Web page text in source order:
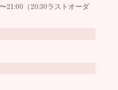
21:00（20:30ラストオーダ